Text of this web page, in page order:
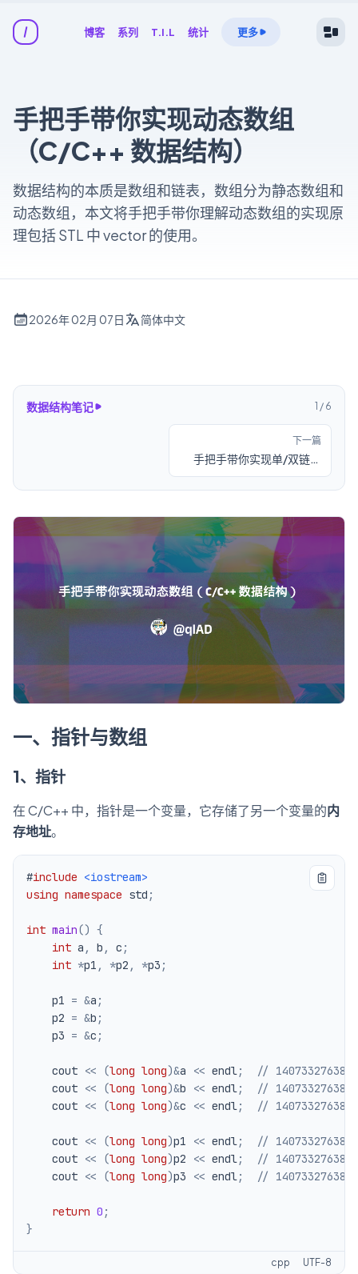
博客 系列 T.I.L 统计 更多
手把手带你实现动态数组
（C/C++ 数据结构）
数据结构的本质是数组和链表，数组分为静态数组和
动态数组，本文将手把手带你理解动态数组的实现原
理包括 STL 中 vector 的使用。
2026年 02月 07日 简体中文
数据结构笔记 1 / 6
下一篇
手把手带你实现单/双链表
（C/C++ 数据结构）
一、指针与数组
1、指针
在 C/C++ 中，指针是一个变量，它存储了另一个变量的内
存地址。
#include <iostream>
using namespace std ;
int main() {
int a , b , c ;
int *p1 , *p2 , *p3 ;
    p1
= &a ;
    p2
= &b ;
    p3
= &c ;
    cout
<< (long long)&a << endl;
//
    cout
<< (long long)&b << endl;
//
    cout
<< (long long)&c << endl; //
    cout
<< (long long)p1 << endl;
//
    cout
<< (long long)p2 << endl;
//
    cout
<< (long long)p3 << endl; //
return 0 ;
}
cpp UTF-8